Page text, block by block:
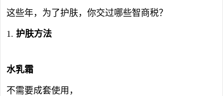
这些年，为了护肤，你交过哪些智商税？
1. 护肤方法
水乳霜
不需要成套使用，